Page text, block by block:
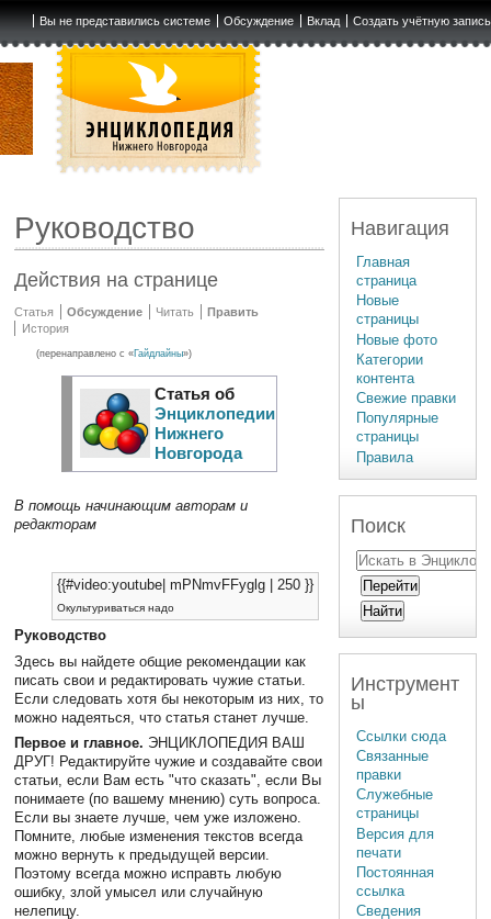
Вы не представились системе Обсуждение Вклад Создать учётную запись
Руководство
Действия на странице
Статья Обсуждение Читать
Править
История
(перенаправлено с «Гайдлайны»)
Статья об
Энциклопедии
Нижнего
Новгорода
В помощь начинающим авторам и
редакторам
{{#video:youtube| mPNmvFFyglg | 250 }}
Окультуриваться надо
Руководство
Здесь вы найдете общие рекомендации как
писать свои и редактировать чужие статьи.
Если следовать хотя бы некоторым из них, то
можно надеяться, что статья станет лучше.
Первое и главное. ЭНЦИКЛОПЕДИЯ ВАШ
ДРУГ! Редактируйте чужие и создавайте свои
статьи, если Вам есть "что сказать", если Вы
понимаете (по вашему мнению) суть вопроса.
Если вы знаете лучше, чем уже изложено.
Помните, любые изменения текстов всегда
можно вернуть к предыдущей версии.
Поэтому всегда можно исправть любую
ошибку, злой умысел или случайную
нелепицу.
Навигация
Главная
страница
Новые
страницы
Новые фото
Категории
контента
Свежие правки
Популярные
страницы
Правила
Поиск
Инструмент
ы
Ссылки сюда
Связанные
правки
Служебные
страницы
Версия для
печати
Постоянная
ссылка
Сведения